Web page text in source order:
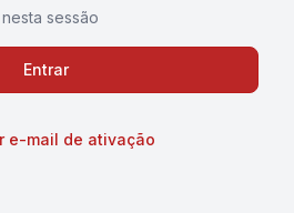
sessão
e-mail de ativação